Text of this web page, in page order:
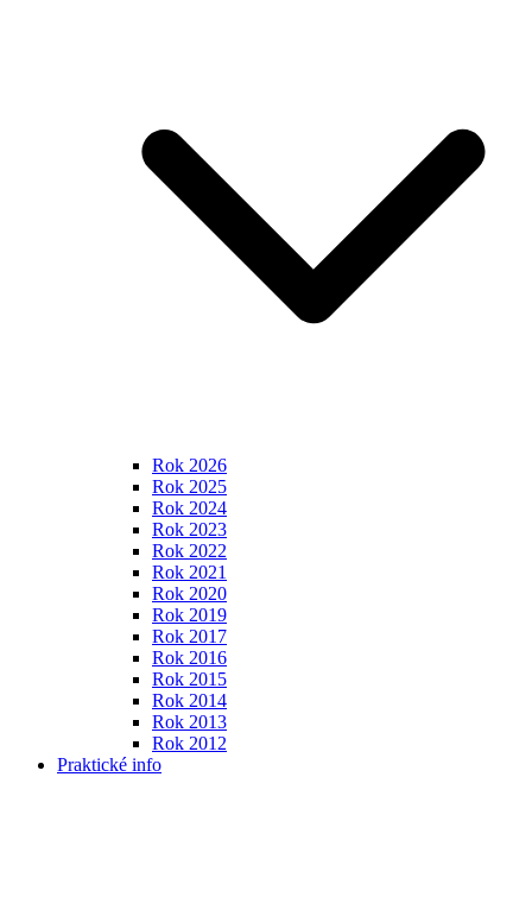
Rok 2026
Rok 2025
Rok 2024
Rok 2023
Rok 2022
Rok 2021
Rok 2020
Rok 2019
Rok 2017
Rok 2016
Rok 2015
Rok 2014
Rok 2013
Rok 2012
Praktické info